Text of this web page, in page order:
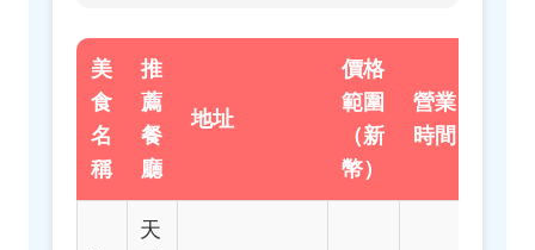
美
食
名
稱
推
薦
餐
廳
地址
價格
範圍
（新
幣）
營業
時間
天